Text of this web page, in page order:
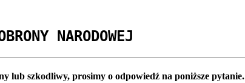
NARODOWEJ
lub szkodliwy, prosimy o odpowiedź na poniższe pytanie.